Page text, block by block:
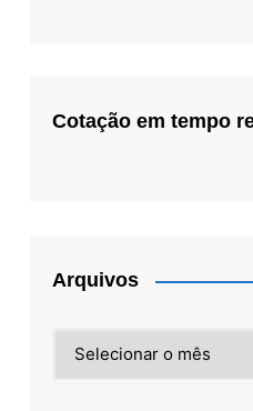
Cotação em tempo
Arquivos